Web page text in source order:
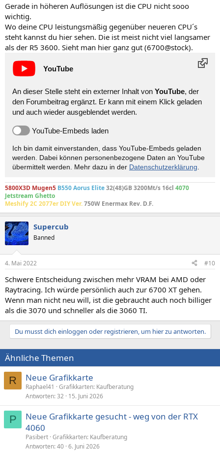
Gerade in höheren Auflösungen ist die CPU nicht sooo
wichtig.
Wo deine CPU leistungsmäßig gegenüber neueren CPU´s
steht kannst du hier sehen. Die ist meist nicht viel langsamer
als der R5 3600. Sieht man hier ganz gut (6700@stock).
YouTube
An dieser Stelle steht ein externer Inhalt von YouTube, der
den Forumbeitrag ergänzt. Er kann mit einem Klick geladen
und auch wieder ausgeblendet werden.
YouTube-Embeds laden
Ich bin damit einverstanden, dass YouTube-Embeds geladen
werden. Dabei können personen­bezogene Daten an YouTube
übermittelt werden. Mehr dazu in der Datenschutzerklärung
5800X3D Mugen5 B550 Aorus Elite32(48)GB 3200Mt/s 16cl 4070
Jetstream Ghetto
Meshify 2C 2077erDIY Ver.750W Enermax Rev. D.F.
Supercub
Banned
4. Mai 2022 #10
Schwere Entscheidung zwischen mehr VRAM bei AMD oder
Raytracing. Ich würde persönlich auch zur 6700 XT gehen.
Wenn man nicht neu will, ist die gebraucht auch noch billiger
als die 3070 und schneller als die 3060 TI.
Du musst dich einloggen oder registrieren, um hier zu antworten.
Ähnliche Themen
R Neue Grafikkarte
Raphael41
Grafikkarten: Kaufberatung
Antworten 32 15. Juni 2026
P
Neue Grafikkarte gesucht - weg von der RTX
4060
Pasibert Grafikkarten: Kaufberatung
Antworten 40 6. Juni 2026